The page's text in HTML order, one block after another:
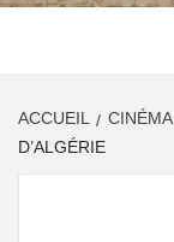
ACCUEIL CINÉMA
D’ALGÉRIE